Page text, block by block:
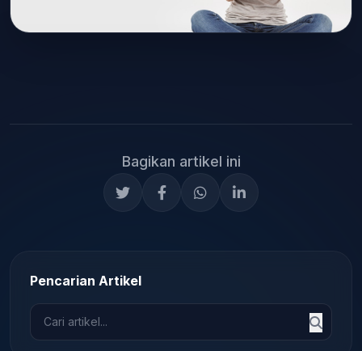
Bagikan artikel ini
Pencarian Artikel